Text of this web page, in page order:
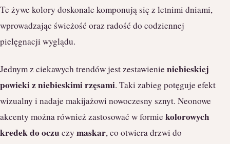
Te żywe kolory doskonale komponują się z letnimi dniami,
wprowadzając świeżość oraz radość do codziennej
pielęgnacji wyglądu.
Jednym z ciekawych trendów jest zestawienieniebieskiej
powieki z niebieskimi rzęsami. Taki zabieg potęguje efekt
wizualny i nadaje makijażowi nowoczesny sznyt. Neonowe
akcenty można również zastosować w formiekolorowych
kredek do oczuczy maskar, co otwiera drzwi do